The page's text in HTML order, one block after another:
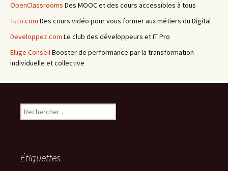
OpenClassrooms Des MOOC et des cours accessibles à tous
Tuto.com Des cours vidéo pour vous former aux métiers du Digital
Developpez.com Le club des développeurs et IT Pro
Ellige ConseilBooster de performance par la transformation
individuelle et collective
Rechercher :
Étiquettes